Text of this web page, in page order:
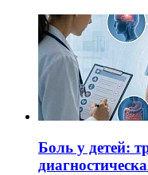
Боль у детей: